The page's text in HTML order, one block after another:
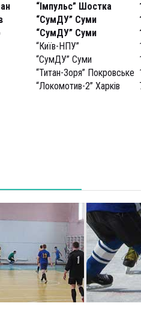
“Імпульс” Шостка
“СумДУ” Суми
“СумДУ” Суми
“Київ-НПУ”
“СумДУ” Суми
“Титан-Зоря” Покровське
“Локомотив-2” Харків